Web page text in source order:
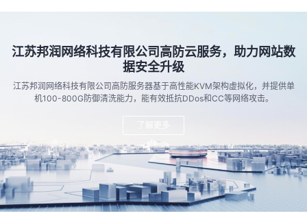
江苏邦润网络科技有限公司高防云服务，助力网站数
据安全升级
江苏邦润网络科技有限公司高防服务器基于高性能KVM架构虚拟化，并提供单
机100-800G防御清洗能力，能有效抵抗DDos和CC等网络攻击。